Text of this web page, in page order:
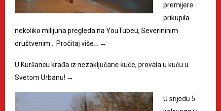
premijere
prikupila
nekoliko milijuna pregleda na YouTubeu, Severininim
društvenim… Pročitaj više… →
U Kuršancu krađa iz nezaključane kuće, provala u kuću u
Svetom Urbanu! →
U srijedu 5.